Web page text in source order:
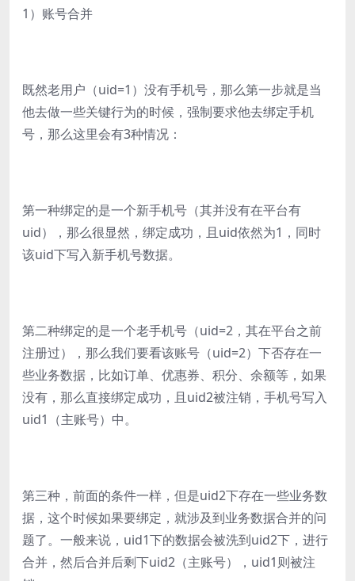
1）账号合并
既然老用户（uid=1）没有手机号，那么第一步就是当
他去做一些关键行为的时候，强制要求他去绑定手机
号，那么这里会有3种情况：
第一种绑定的是一个新手机号（其并没有在平台有
uid），那么很显然，绑定成功，且uid依然为1，同时
该uid下写入新手机号数据。
第二种绑定的是一个老手机号（uid=2，其在平台之前
注册过），那么我们要看该账号（uid=2）下否存在一
些业务数据，比如订单、优惠券、积分、余额等，如果
没有，那么直接绑定成功，且uid2被注销，手机号写入
uid1（主账号）中。
第三种，前面的条件一样，但是uid2下存在一些业务数
据，这个时候如果要绑定，就涉及到业务数据合并的问
题了。一般来说，uid1下的数据会被洗到uid2下，进行
合并，然后合并后剩下uid2（主账号），uid1则被注